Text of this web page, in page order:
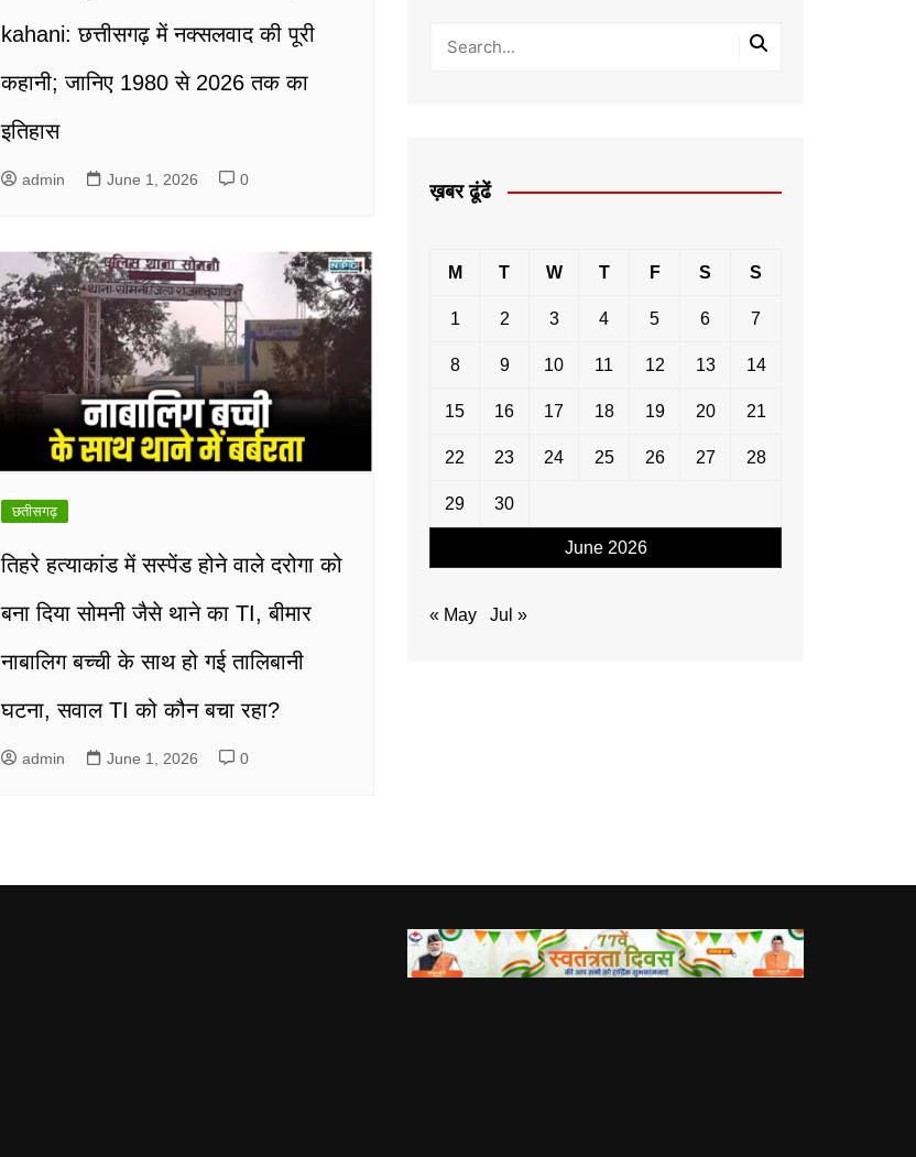
kahani: छत्तीसगढ़ में नक्सलवाद की पूरी
कहानी; जानिए 1980 से 2026 तक का
इतिहास
admin June 1, 2026 0
छतीसगढ़
तिहरे हत्याकांड में सस्पेंड होने वाले दरोगा को
बना दिया सोमनी जैसे थाने का TI, बीमार
नाबालिग बच्ची के साथ हो गई तालिबानी
घटना, सवाल TI को कौन बचा रहा?
admin June 1, 2026 0
ख़बर ढूंढें
June 2026
M T W T F S S
1 2 3 4 5 6 7
8 9 10 11 12 13 14
15 16 17 18 19 20 21
22 23 24 25 26 27 28
29 30
« May Jul »